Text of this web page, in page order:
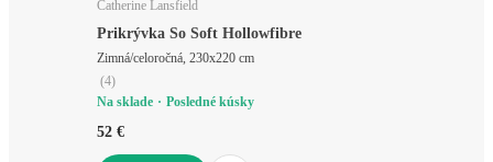
Catherine Lansfield
Prikrývka So Soft Hollowfibre
Zimná/celoročná, 230x220 cm
(4)
Na sklade
Posledné kúsky
52 €